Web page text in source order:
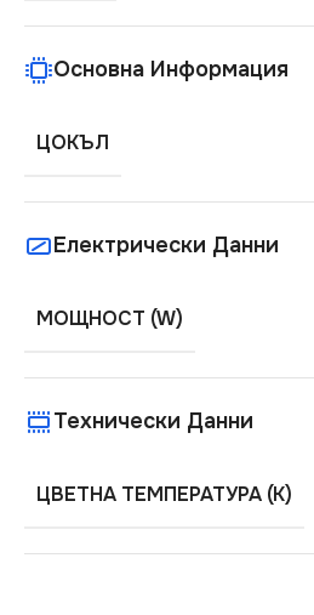
Основна Информация
ЦОКЪЛ
Електрически Данни
МОЩНОСТ (W)
Технически Данни
ЦВЕТНА ТЕМПЕРАТУРА (K)